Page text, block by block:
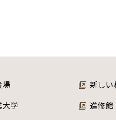
場 新しい
大学
進修館